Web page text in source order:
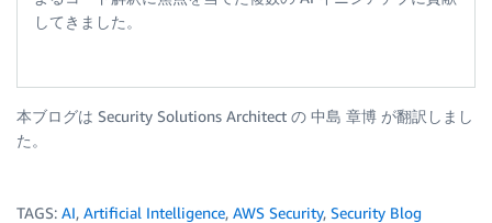
してきました。
本ブログは Security Solutions Architect の 中島 章博 が翻訳しまし
た。
TAGS: AI, Artificial Intelligence, AWS Security, Security Blog